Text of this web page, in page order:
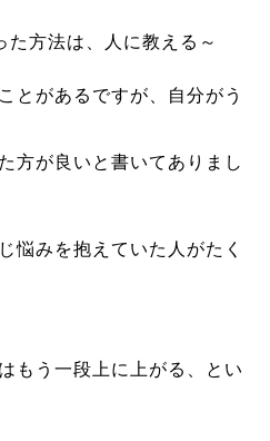
方法は、人に教える～
とがあるですが、自分がう
方が良いと書いてありまし
悩みを抱えていた人がたく
もう一段上に上がる、とい